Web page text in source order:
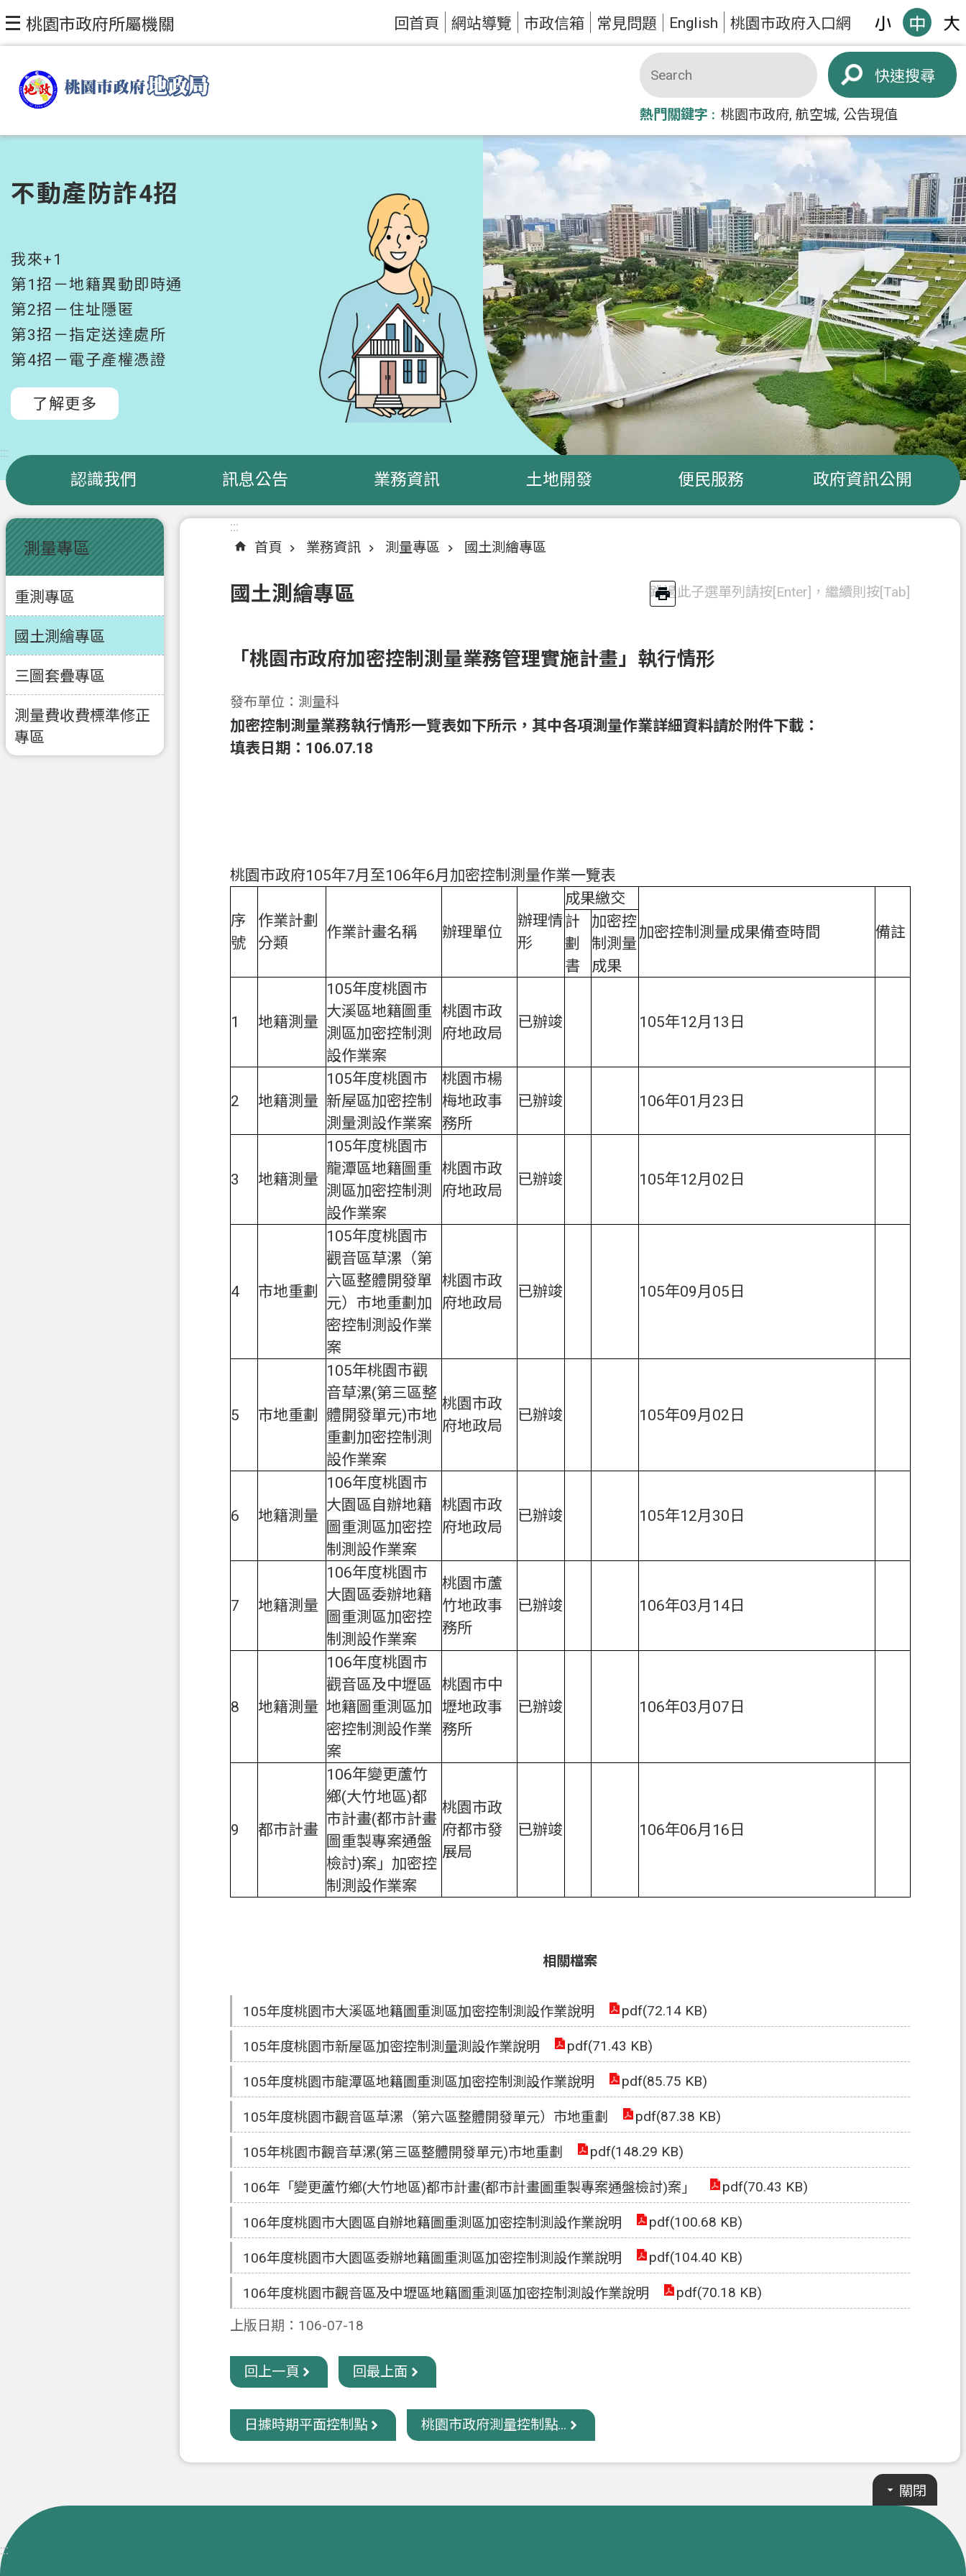
跳到主要內容區塊
桃園市政府所屬機關 回首頁 網站導覽 市政信箱 常見問題 English 桃園市政府入口網
搜尋
熱門關鍵字 桃園市政府 航空城 公告現值
不動產防詐4招
我來+1
第1招－地籍異動即時通
第2招－住址隱匿
第3招－指定送達處所
第4招－電子產權憑證
了解更多
:::
認識我們 訊息公告 業務資訊 土地開發 便民服務 政府資訊公開
:::
測量專區
重測專區
國土測繪專區
三圖套疊專區
測量費收費標準修正
專區
:::
首頁
業務資訊 測量專區 國土測繪專區
國土測繪專區 跳過此子選單列請按[Enter]，繼續則按[Tab]
「桃園市政府加密控制測量業務管理實施計畫」執行情形
發布單位：測量科
加密控制測量業務執行情形一覽表如下所示，其中各項測量作業詳細資料請於附件下載：
填表日期：106.07.18
桃園市政府105年7月至106年6月加密控制測量作業一覽表
序
號
作業計劃
分類
作業計畫名稱 辦理單位
辦理情
形
成果繳交
加密控制測量成果備查時間
備註
計
劃
書
加密控
制測量
成果
1 地籍測量
105年度桃園市
大溪區地籍圖重
測區加密控制測
設作業案
桃園市政
府地政局
已辦竣 105年12月13日
2 地籍測量
105年度桃園市
新屋區加密控制
測量測設作業案
桃園市楊
梅地政事
務所
已辦竣 106年01月23日
3 地籍測量
105年度桃園市
龍潭區地籍圖重
測區加密控制測
設作業案
桃園市政
府地政局
已辦竣 105年12月02日
4 市地重劃
105年度桃園市
觀音區草漯（第
六區整體開發單
元）市地重劃加
密控制測設作業
案
桃園市政
府地政局
已辦竣 105年09月05日
5 市地重劃
105年桃園市觀
音草漯(第三區整
體開發單元)市地
重劃加密控制測
設作業案
桃園市政
府地政局
已辦竣 105年09月02日
6 地籍測量
106年度桃園市
大園區自辦地籍
圖重測區加密控
制測設作業案
桃園市政
府地政局
已辦竣 105年12月30日
7 地籍測量
106年度桃園市
大園區委辦地籍
圖重測區加密控
制測設作業案
桃園市蘆
竹地政事
務所
已辦竣 106年03月14日
8 地籍測量
106年度桃園市
觀音區及中壢區
地籍圖重測區加
密控制測設作業
案
桃園市中
壢地政事
務所
已辦竣 106年03月07日
9 都市計畫
106年變更蘆竹
鄉(大竹地區)都
市計畫(都市計畫
圖重製專案通盤
檢討)案」加密控
制測設作業案
桃園市政
府都市發
展局
已辦竣 106年06月16日
相關檔案
105年度桃園市大溪區地籍圖重測區加密控制測設作業說明 pdf(72.14 KB)
105年度桃園市新屋區加密控制測量測設作業說明 pdf(71.43 KB)
105年度桃園市龍潭區地籍圖重測區加密控制測設作業說明 pdf(85.75 KB)
105年度桃園市觀音區草漯（第六區整體開發單元）市地重劃 pdf(87.38 KB)
105年桃園市觀音草漯(第三區整體開發單元)市地重劃 pdf(148.29 KB)
106年「變更蘆竹鄉(大竹地區)都市計畫(都市計畫圖重製專案通盤檢討)案」 pdf(70.43 KB)
106年度桃園市大園區自辦地籍圖重測區加密控制測設作業說明 pdf(100.68 KB)
106年度桃園市大園區委辦地籍圖重測區加密控制測設作業說明 pdf(104.40 KB)
106年度桃園市觀音區及中壢區地籍圖重測區加密控制測設作業說明
pdf(70.18 KB)
上版日期：106-07-18
回上一頁 回最上面
日據時期平面控制點 桃園市政府測量控制點...
關閉
:::